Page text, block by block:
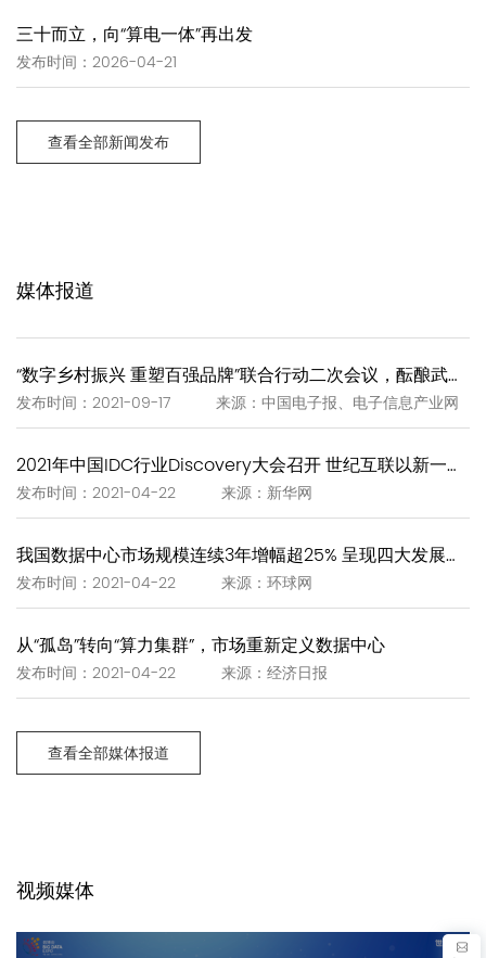
三十而立，向“算电一体”再出发
发布时间：2026-04-21
查看全部新闻发布
媒体报道
发布时间：2021-09-17 来源：中国电子报、电子信息产业网
发布时间：2021-04-22 来源：新华网
发布时间：2021-04-22 来源：环球网
从“孤岛”转向“算力集群”，市场重新定义数据中心
发布时间：2021-04-22 来源：经济日报
查看全部媒体报道
视频媒体